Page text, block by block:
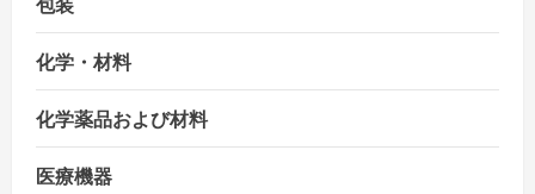
化学・材料
化学薬品および材料
医療機器